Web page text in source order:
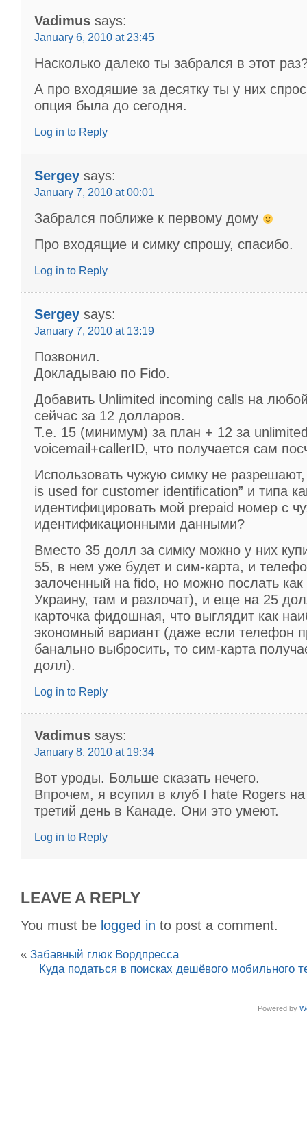
Vadimus says:
January 6, 2010 at 23:45
Насколько далеко ты забрался в этот
А про входяшие за десятку ты у них
опция была до сегодня.
Log in to Reply
Sergey says:
January 7, 2010 at 00:01
Забрался поближе к первому дому
Про входящие и симку спрошу, спасибо.
Log in to Reply
Sergey says:
January 7, 2010 at 13:19
Позвонил.
Докладываю по Fido.
Добавить Unlimited incoming calls на
сейчас за 12 долларов.
Т.е. 15 (минимум) за план + 12 за
voicemail+callerID, что получается сам
Использовать чужую симку не разрешают,
is used for customer identification” и типа
идентифицировать мой prepaid номер с
идентификационными данными?
Вместо 35 долл за симку можно у них
55, в нем уже будет и сим-карта, и
залоченный на fido, но можно послать как
Украину, там и разлочат), и еще на 25
карточка фидошная, что выглядит как
экономный вариант (даже если телефон
банально выбросить, то сим-карта
долл).
Log in to Reply
Vadimus says:
January 8, 2010 at 19:34
Вот уроды. Больше сказать нечего.
Впрочем, я всупил в клуб I hate Rogers
третий день в Канаде. Они это умеют.
Log in to Reply
LEAVE A REPLY
You must be logged in to post a comment.
« Забавный глюк Вордпресса
Куда податься в поисках дешёвого мобильного
Powered by